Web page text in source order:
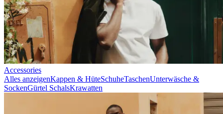
Accessories
Alles anzeigenKappen & HüteSchuheTaschenUnterwäsche &
SockenGürtel SchalsKrawatten